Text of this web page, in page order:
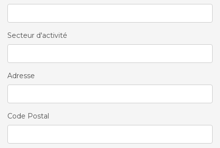
Secteur d'activité
Adresse
Code Postal